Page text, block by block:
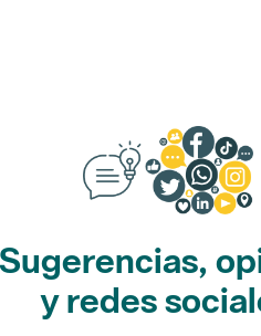
5.
Sugerencias,
y redes